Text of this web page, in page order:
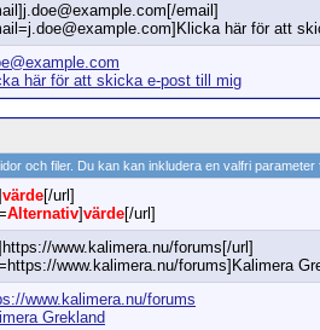
email]
här för att
här för att skicka e-post till mig
och filer. Du kan kan inkludera en valfri parameter
värde[/url]
Alternativ]värde[/url]
www.kalimera.nu/forums[/url]
www.kalimera.nu/forums]Kalimera
www.kalimera.nu/forums
Grekland